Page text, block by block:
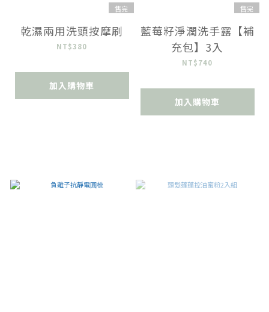
售完
乾濕兩用洗頭按摩刷
NT$380
加入購物車
售完
藍莓籽淨潤洗手露【補
充包】3入
NT$740
加入購物車